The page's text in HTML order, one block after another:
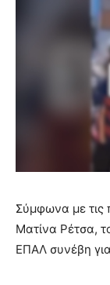
Σύμφωνα με τις
Ματίνα Ρέτσα,
ΕΠΑΛ συνέβη